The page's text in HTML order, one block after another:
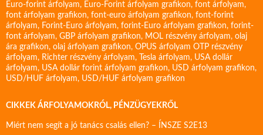
Euro-forint árfolyam, Euro-Forint árfolyam grafikon, font árfolyam,
font árfolyam grafikon, font-euro árfolyam grafikon, font-forint
árfolyam, Forint-Euro árfolyam, forint-Euro árfolyam grafikon, forint-
font árfolyam, GBP árfolyam grafikon, MOL részvény árfolyam, olaj
ára grafikon, olaj árfolyam grafikon, OPUS árfolyam OTP részvény
árfolyam, Richter részvény árfolyam, Tesla árfolyam, USA dollár
árfolyam, USA dollár forint árfolyam grafikon, USD árfolyam grafikon,
USD/HUF árfolyam, USD/HUF árfolyam grafikon
CIKKEK ÁRFOLYAMOKRÓL, PÉNZÜGYEKRŐL
Miért nem segít a jó tanács csalás ellen? – ÍNSZE S2E13